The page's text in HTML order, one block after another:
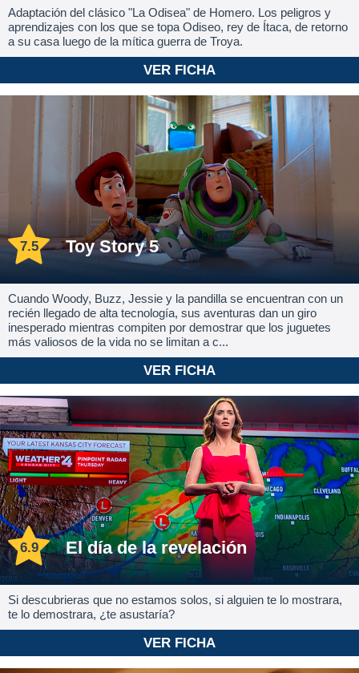
Adaptación del clásico "La Odisea" de Homero. Los peligros y
aprendizajes con los que se topa Odiseo, rey de Ítaca, de retorno
a su casa luego de la mítica guerra de Troya.
VER FICHA
7.5 Toy Story 5
Cuando Woody, Buzz, Jessie y la pandilla se encuentran con un
recién llegado de alta tecnología, sus aventuras dan un giro
inesperado mientras compiten por demostrar que los juguetes
más valiosos de la vida no se limitan a c...
VER FICHA
6.9 El día de la revelación
Si descubrieras que no estamos solos, si alguien te lo mostrara,
te lo demostrara, ¿te asustaría?
VER FICHA